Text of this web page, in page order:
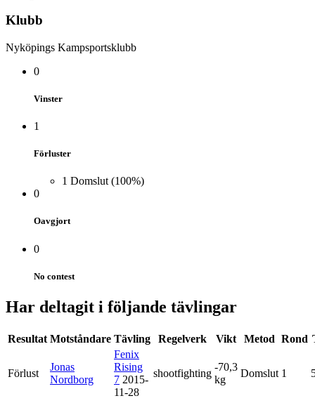
Klubb
Nyköpings Kampsportsklubb
0
Vinster
1
Förluster
1 Domslut (100%)
0
Oavgjort
0
No contest
Har deltagit i följande tävlingar
Resultat Motståndare Tävling Regelverk Vikt Metod Rond
Förlust
Jonas
Nordborg
Fenix
Rising
7 2015-
11-28
shootfighting
-70,3
kg
Domslut 1